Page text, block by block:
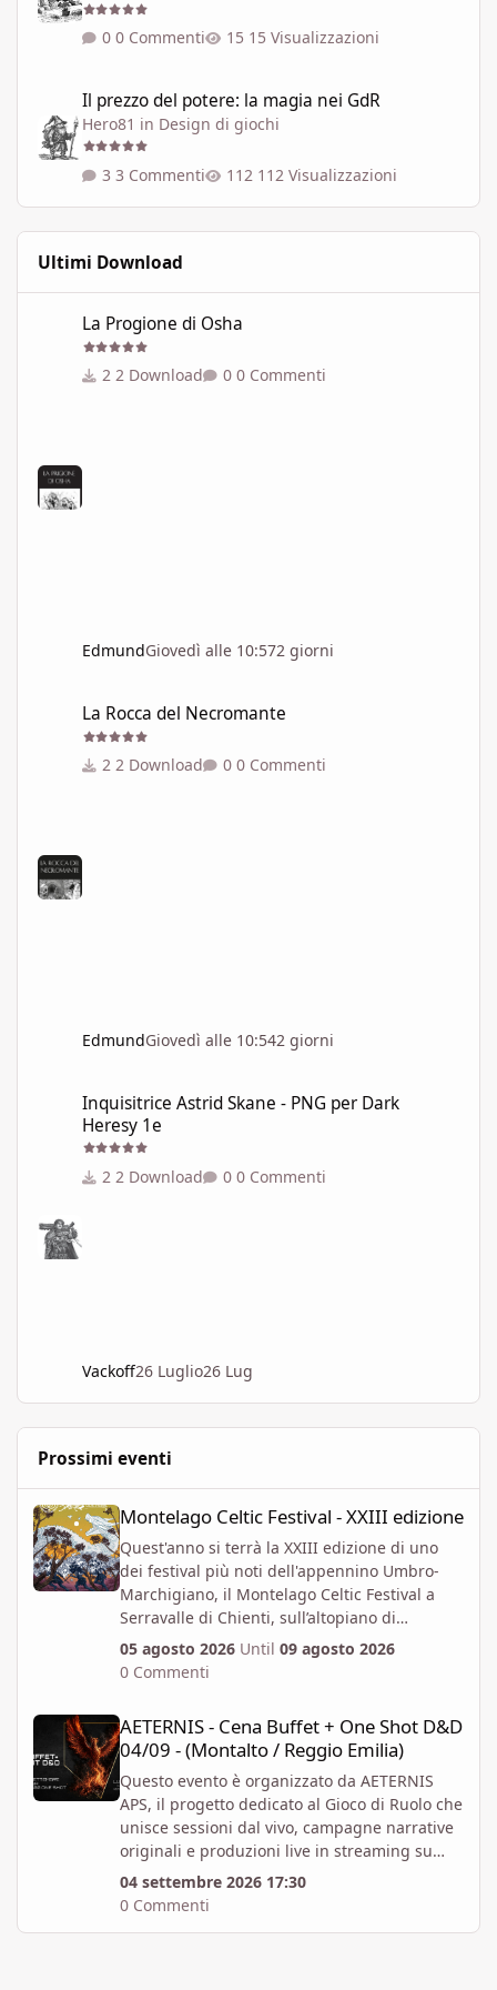
0 Commenti 15 Visualizzazioni
Il prezzo del potere: la magia nei GdR
Hero81 in Design di giochi
3 Commenti 112 Visualizzazioni
Ultimi Download
La Progione di Osha
2 Download 0 Commenti
EdmundGiovedì alle 10:572 giorni
La Rocca del Necromante
2 Download 0 Commenti
EdmundGiovedì alle 10:542 giorni
Inquisitrice Astrid Skane - PNG per Dark
Heresy 1e
2 Download 0 Commenti
Vackoff26 Luglio26 Lug
Prossimi eventi
Montelago Celtic Festival - XXIII edizione
Montelago Celtic Festival - XXIII edizione
Quest'anno si terrà la XXIII edizione di uno
dei festival più noti dell'appennino Umbro-
Marchigiano, il Montelago Celtic Festival a
Serravalle di Chienti, sull’altopiano di
Colfiorito in provincia di Macerata.
https://www.montelagocelticfestival.it/
tantochè I biglietti attualmente disponibili
permettono l'accesso per almeno due giorni
consecutivi. E' attiva la prevendita Spring
Offer, che mette a disposizione dal 6 Aprile al
12 Giugno un numero massimo biglietti 4000.
Al momento i prezzi per la prevendita sono i
seguenti:
Abbonamento x 1 persona per 4gg - 82 EUR +
05 agosto 2026 Until 09 agosto 2026
0 Commenti
AETERNIS - Cena Buffet + One Shot D&D 04/09 - (Montalto /
AETERNIS - Cena Buffet + One Shot D&D
04/09 - (Montalto / Reggio Emilia)
Questo evento è organizzato da AETERNIS
APS, il progetto dedicato al Gioco di Ruolo che
unisce sessioni dal vivo, campagne narrative
originali e produzioni live in streaming su
Twitch.
Vi aspettiamo per un Evento Speciale: Cena
04 settembre 2026 17:30
0 Commenti